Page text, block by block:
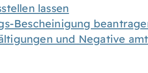
lassen
Bescheinigung
und Negative